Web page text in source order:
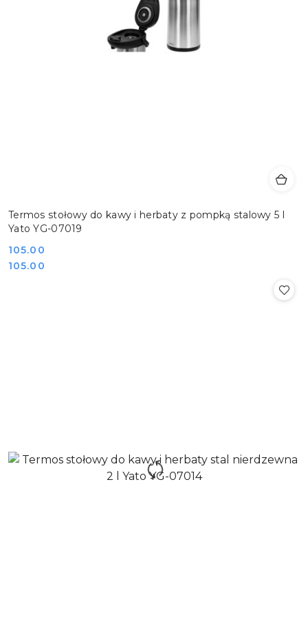
Termos stołowy do kawy i herbaty z pompką stalowy 5 l
Yato YG-07019
Cena:
105.00
Cena:
105.00